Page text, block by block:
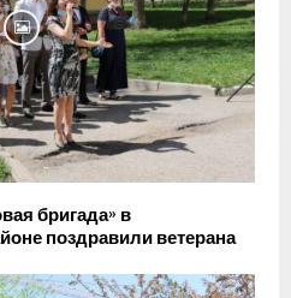
бригада» в
поздравили ветерана